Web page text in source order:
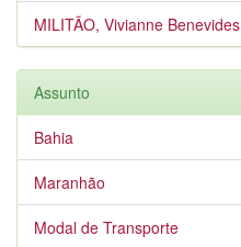
MILITÃO, Vivianne Benevides
Assunto
Bahia
Maranhão
Modal de Transporte